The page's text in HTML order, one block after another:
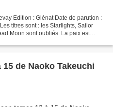
Edition : Glénat Date de parution :
titres sont : les Starlights, Sailor
Moon sont oubliés. La paix est
de Naoko Takeuchi